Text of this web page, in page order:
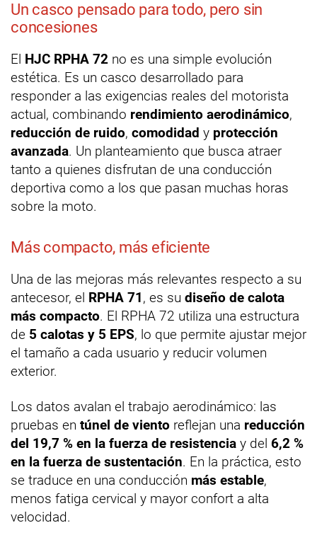
Un casco pensado para todo, pero sin
concesiones
El HJC RPHA 72 no es una simple evolución
estética. Es un casco desarrollado para
responder a las exigencias reales del motorista
actual, combinando rendimiento aerodinámico,
reducción de ruido, comodidad y protección
avanzada. Un planteamiento que busca atraer
tanto a quienes disfrutan de una conducción
deportiva como a los que pasan muchas horas
sobre la moto.
Más compacto, más eficiente
Una de las mejoras más relevantes respecto a su
antecesor, el RPHA 71, es su diseño de calota
más compacto. El RPHA 72 utiliza una estructura
de 5 calotas y 5 EPS, lo que permite ajustar mejor
el tamaño a cada usuario y reducir volumen
exterior.
Los datos avalan el trabajo aerodinámico: las
pruebas en túnel de viento reflejan una reducción
del 19,7 % en la fuerza de resistencia y del 6,2 %
en la fuerza de sustentación. En la práctica, esto
se traduce en una conducción más estable,
menos fatiga cervical y mayor confort a alta
velocidad.